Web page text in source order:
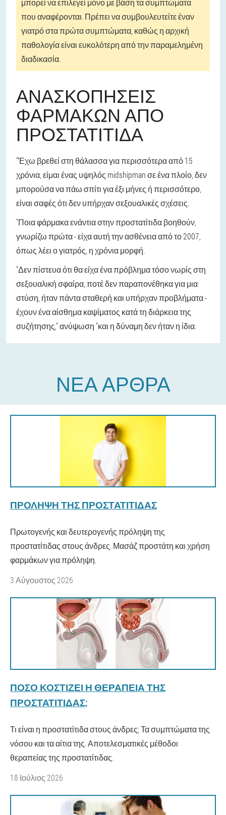
μπορεί να επιλεγεί μόνο με βάση τα συμπτώματα
που αναφέρονται. Πρέπει να συμβουλευτείτε έναν
γιατρό στα πρώτα συμπτώματα, καθώς η αρχική
παθολογία είναι ευκολότερη από την παραμελημένη
διαδικασία.
ΑΝΑΣΚΟΠΉΣΕΙΣ
ΦΑΡΜΆΚΩΝ ΑΠΌ
ΠΡΟΣΤΑΤΊΤΙΔΑ
"Έχω βρεθεί στη θάλασσα για περισσότερα από 15
χρόνια, είμαι ένας υψηλός midshipman σε ένα πλοίο, δεν
μπορούσα να πάω σπίτι για έξι μήνες ή περισσότερο,
είναι σαφές ότι δεν υπήρχαν σεξουαλικές σχέσεις.
"Ποια φάρμακα ενάντια στην προστατίτιδα βοηθούν,
γνωρίζω πρώτα - είχα αυτή την ασθένεια από το 2007,
όπως λέει ο γιατρός, η χρόνια μορφή.
"Δεν πίστευα ότι θα είχα ένα πρόβλημα τόσο νωρίς στη
σεξουαλική σφαίρα, ποτέ δεν παραπονέθηκα για μια
στύση, ήταν πάντα σταθερή και υπήρχαν προβλήματα -
έχουν ένα αίσθημα καψίματος κατά τη διάρκεια της
συζήτησης," ανύψωση "και η δύναμη δεν ήταν η ίδια.
ΝΈΑ ΆΡΘΡΑ
ΠΡΌΛΗΨΗ ΤΗΣ ΠΡΟΣΤΑΤΊΤΙΔΑΣ
Πρωτογενής και δευτερογενής πρόληψη της
προστατίτιδας στους άνδρες. Μασάζ προστάτη και χρήση
φαρμάκων για πρόληψη.
3 Αύγουστος 2026
ΠΌΣΟ ΚΟΣΤΊΖΕΙ Η ΘΕΡΑΠΕΊΑ ΤΗΣ
ΠΡΟΣΤΑΤΊΤΙΔΑΣ;
Τι είναι η προστατίτιδα στους άνδρες; Τα συμπτώματα της
νόσου και τα αίτια της. Αποτελεσματικές μέθοδοι
θεραπείας της προστατίτιδας.
18 Ιούλιος 2026